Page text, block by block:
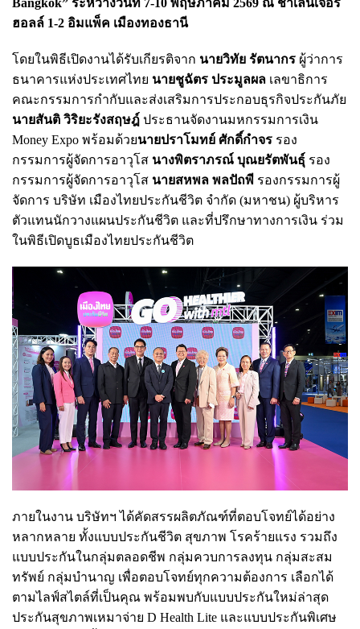
ฮอลล์ 1-2 อิมแพ็ค เมืองทองธานี
โดยในพิธีเปิดงานได้รับเกียรติจาก นายวิทัย รัตนากร ผู้ว่าการ
ธนาคารแห่งประเทศไทย นายชูฉัตร ประมูลผล เลขาธิการ
คณะกรรมการกำกับและส่งเสริมการประกอบธุรกิจประกันภัย
นายสันติ วิริยะรังสฤษฎ์ ประธานจัดงานมหกรรมการเงิน
Money Expo พร้อมด้วยนายปราโมทย์ ศักดิ์กำจร รอง
กรรมการผู้จัดการอาวุโส นางพิตราภรณ์ บุณยรัตพันธุ์ รอง
กรรมการผู้จัดการอาวุโส นายสหพล พลปัถพี รองกรรมการผู้
จัดการ บริษัท เมืองไทยประกันชีวิต จำกัด (มหาชน) ผู้บริหาร
ตัวแทนนักวางแผนประกันชีวิต และที่ปรึกษาทางการเงิน ร่วม
ในพิธีเปิดบูธเมืองไทยประกันชีวิต
ภายในงาน บริษัทฯ ได้คัดสรรผลิตภัณฑ์ที่ตอบโจทย์ได้อย่าง
หลากหลาย ทั้งแบบประกันชีวิต สุขภาพ โรคร้ายแรง รวมถึง
แบบประกันในกลุ่มตลอดชีพ กลุ่มควบการลงทุน กลุ่มสะสม
ทรัพย์ กลุ่มบำนาญ เพื่อตอบโจทย์ทุกความต้องการ เลือกได้
ตามไลฟ์สไตล์ที่เป็นคุณ พร้อมพบกับแบบประกันใหม่ล่าสุด
ประกันสุขภาพเหมาจ่าย D Health Lite และแบบประกันพิเศษ